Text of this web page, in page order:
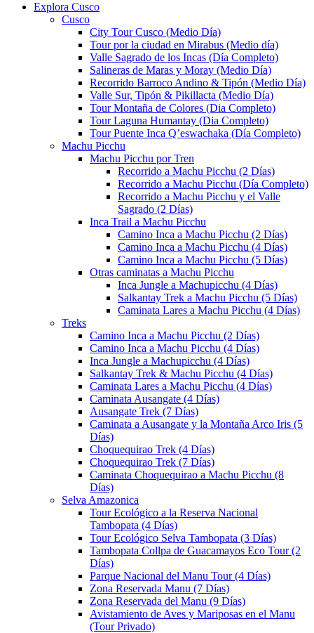
Explora Cusco
Cusco
City Tour Cusco (Medio Día)
Tour por la ciudad en Mirabus (Medio día)
Valle Sagrado de los Incas (Día Completo)
Salineras de Maras y Moray (Medio Día)
Recorrido Barroco Andino & Tipón (Medio Día)
Valle Sur, Tipón & Pikillacta (Medio Día)
Tour Montaña de Colores (Dia Completo)
Tour Laguna Humantay (Dia Completo)
Tour Puente Inca Q’eswachaka (Día Completo)
Machu Picchu
Machu Picchu por Tren
Recorrido a Machu Picchu (2 Días)
Recorrido a Machu Picchu (Día Completo)
Recorrido a Machu Picchu y el Valle
Sagrado (2 Días)
Inca Trail a Machu Picchu
Camino Inca a Machu Picchu (2 Días)
Camino Inca a Machu Picchu (4 Días)
Camino Inca a Machu Picchu (5 Días)
Otras caminatas a Machu Picchu
Inca Jungle a Machupicchu (4 Días)
Salkantay Trek a Machu Picchu (5 Días)
Caminata Lares a Machu Picchu (4 Días)
Treks
Camino Inca a Machu Picchu (2 Días)
Camino Inca a Machu Picchu (4 Días)
Inca Jungle a Machupicchu (4 Días)
Salkantay Trek & Machu Picchu (4 Días)
Caminata Lares a Machu Picchu (4 Días)
Caminata Ausangate (4 Días)
Ausangate Trek (7 Días)
Caminata a Ausangate y la Montaña Arco Iris (5
Días)
Choquequirao Trek (4 Días)
Choquequirao Trek (7 Días)
Caminata Choquequirao a Machu Picchu (8
Días)
Selva Amazonica
Tour Ecológico a la Reserva Nacional
Tambopata (4 Días)
Tour Ecológico Selva Tambopata (3 Días)
Tambopata Collpa de Guacamayos Eco Tour (2
Días)
Parque Nacional del Manu Tour (4 Días)
Zona Reservada Manu (7 Días)
Zona Reservada del Manu (9 Días)
Avistamiento de Aves y Mariposas en el Manu
(Tour Privado)